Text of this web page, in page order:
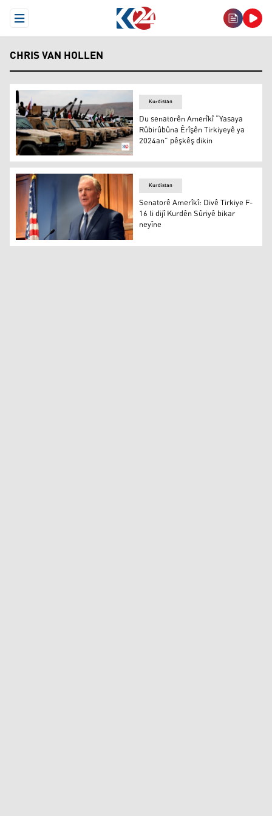
Open Menu
CHRIS VAN HOLLEN
Du senatorên Amerîkî “Yasaya Rûbirûbûna Êrîşên
Kurdistan
Du senatorên Amerîkî “Yasaya
Rûbirûbûna Êrîşên Tirkiyeyê ya
2024an” pêşkêş dikin
Chris Van Hollen
Kurdistan
Senatorê Amerîkî: Divê Tirkiye F-
16 li dijî Kurdên Sûriyê bikar
neyîne